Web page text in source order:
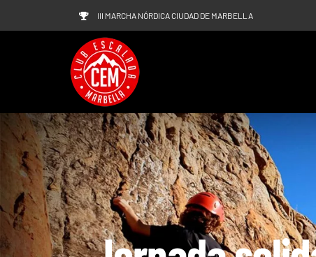
al
III MARCHA NÓRDICA CIUDAD DE MARBELLA